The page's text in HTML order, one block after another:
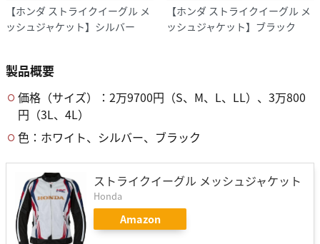
【ホンダ ストライクイーグル メ
ッシュジャケット】シルバー
【ホンダ ストライクイーグル メ
ッシュジャケット】ブラック
製品概要
価格（サイズ）：2万9700円（S、M、L、LL）、3万800
円（3L、4L）
色：ホワイト、シルバー、ブラック
ストライクイーグル メッシュジャケット
Honda
Amazon